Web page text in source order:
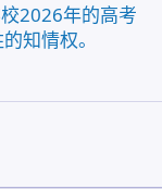
2026年的高考
知情权。